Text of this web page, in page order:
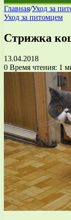
Главная/Уход за
Уход за питомцем
Стрижка
13.04.2018
0 Время чтения: 1